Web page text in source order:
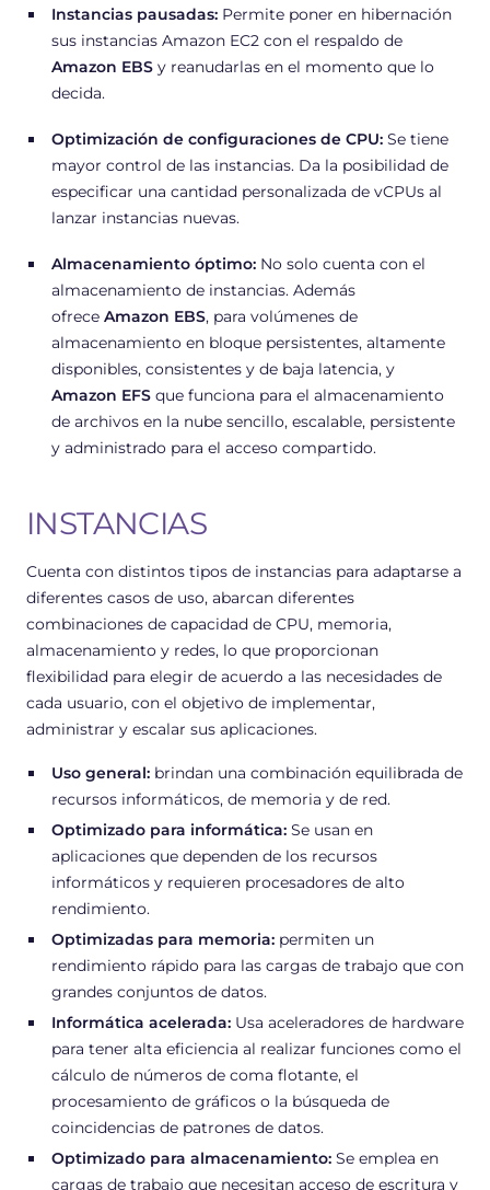
Instancias pausadas:Permite poner en hibernación
sus instancias Amazon EC2 con el respaldo de
Amazon EBSy reanudarlas en el momento que lo
decida.
Optimización de configuraciones de CPU:Se tiene
mayor control de las instancias. Da la posibilidad de
especificar una cantidad personalizada de vCPUs al
lanzar instancias nuevas.
Almacenamiento óptimo:No solo cuenta con el
almacenamiento de instancias. Además
ofrece Amazon EBS, para volúmenes de
almacenamiento en bloque persistentes, altamente
disponibles, consistentes y de baja latencia, y
Amazon EFSque funciona para el almacenamiento
de archivos en la nube sencillo, escalable, persistente
y administrado para el acceso compartido.
INSTANCIAS
Cuenta con distintos tipos de instancias para adaptarse a
diferentes casos de uso, abarcan diferentes
combinaciones de capacidad de CPU, memoria,
almacenamiento y redes, lo que proporcionan
flexibilidad para elegir de acuerdo a las necesidades de
cada usuario, con el objetivo de implementar,
administrar y escalar sus aplicaciones.
Uso general:brindan una combinación equilibrada de
recursos informáticos, de memoria y de red.
Optimizado para informática:Se usan en
aplicaciones que dependen de los recursos
informáticos y requieren procesadores de alto
rendimiento.
Optimizadas para memoria:permiten un
rendimiento rápido para las cargas de trabajo que con
grandes conjuntos de datos.
Informática acelerada:Usa aceleradores de hardware
para tener alta eficiencia al realizar funciones como el
cálculo de números de coma flotante, el
procesamiento de gráficos o la búsqueda de
coincidencias de patrones de datos.
Optimizado para almacenamiento:Se emplea en
cargas de trabajo que necesitan acceso de escritura y